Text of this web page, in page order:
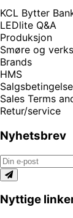
KCL Bytter
LEDlite Q&A
Produksjon
Smøre og
Brands
HMS
Sales Terms
Retur/service
Nyhetsbrev
Nyttige